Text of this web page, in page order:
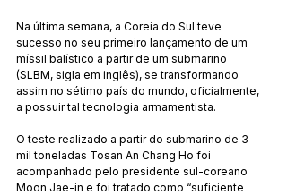
Na última semana, a Coreia do Sul teve
sucesso no seu primeiro lançamento de um
míssil balístico a partir de um submarino
(SLBM, sigla em inglês), se transformando
assim no sétimo país do mundo, oficialmente,
a possuir tal tecnologia armamentista.
O teste realizado a partir do submarino de 3
mil toneladas Tosan An Chang Ho foi
acompanhado pelo presidente sul-coreano
Moon Jae-in e foi tratado como “suficiente